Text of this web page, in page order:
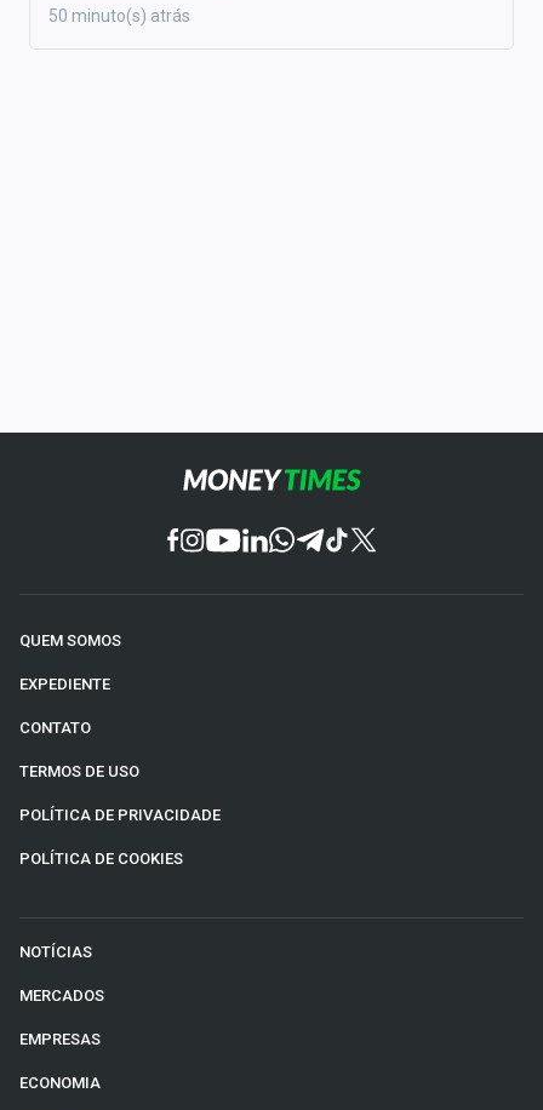
50 minuto(s) atrás
QUEM SOMOS
EXPEDIENTE
CONTATO
TERMOS DE USO
POLÍTICA DE PRIVACIDADE
POLÍTICA DE COOKIES
NOTÍCIAS
MERCADOS
EMPRESAS
ECONOMIA